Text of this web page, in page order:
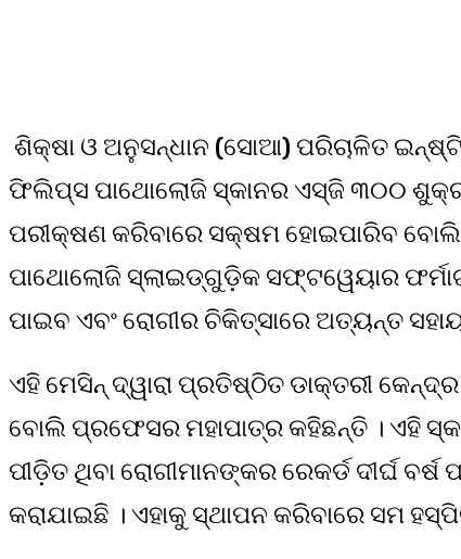
ଶିକ୍ଷା ଓ ଅନୁସନ୍ଧାନ (ସୋଆ) ପରିଚାଳିତ
ଫିଲିପ୍ସ ପାଥୋଲୋଜି ସ୍କାନର ଏସ୍‌ଜି ୩୦୦
ପରୀକ୍ଷଣ କରିବାରେ ସକ୍ଷମ ହୋଇପାରିବ ବୋଲି
ପାଥୋଲୋଜି ସ୍ଲାଇଡ୍‌ଗୁଡ଼ିକ ସଫ୍ଟୱେୟାର
ପାଇବ ଏବଂ ରୋଗୀର ଚିକିତ୍ସାରେ ଅତ୍ୟନ୍ତ
ଏହି ମେସିନ୍ ଦ୍ୱାରା ପ୍ରତିଷ୍ଠିତ ଡାକ୍ତରୀ
ବୋଲି ପ୍ରଫେସର ମହାପାତ୍ର କହିଛନ୍ତି । ଏହି
ପୀଡ଼ିତ ଥିବା ରୋଗୀମାନଙ୍କର ରେକର୍ଡ ଦୀର୍ଘ
କରାଯାଇଛି । ଏହାକୁ ସ୍ଥାପନ କରିବାରେ ସମ